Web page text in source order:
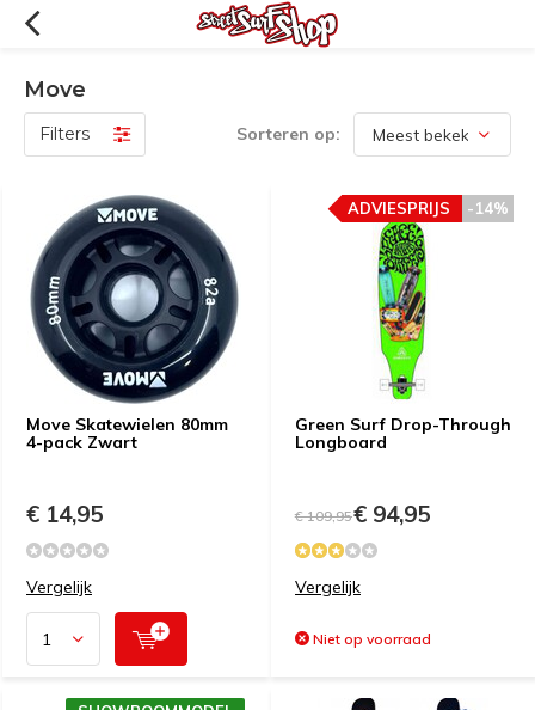
Move
Filters Sorteren op:
Move Skatewielen 80mm
4-pack Zwart
€ 14,95
Vergelijk
Green Surf Drop-Through
Longboard
-14%
ADVIESPRIJS
€ 109,95€ 94,95
Vergelijk
Niet op voorraad